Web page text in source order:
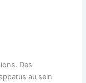
Des
au sein